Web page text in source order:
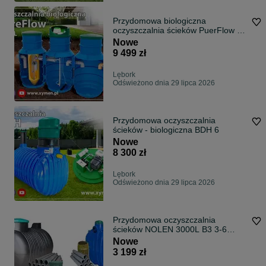
Przydomowa biologiczna
oczyszczalnia ścieków PuerFlow 6
osób
Nowe
9 499 zł
Lębork
Odświeżono dnia 29 lipca 2026
Przydomowa oczyszczalnia
ścieków - biologiczna BDH 6
Nowe
8 300 zł
Lębork
Odświeżono dnia 29 lipca 2026
Przydomowa oczyszczalnia
ścieków NOLEN 3000L B3 3-6
dostawa GRATIS
Nowe
3 199 zł